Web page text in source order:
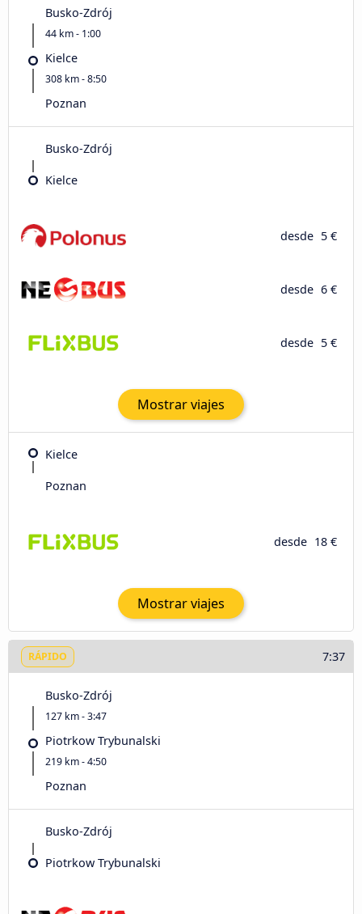
Busko-Zdrój
44 km - 1:00
Kielce
308 km - 8:50
Poznan
Busko-Zdrój
Kielce
desde 5 €
desde 6 €
desde 5 €
Mostrar viajes
Kielce
Poznan
desde 18 €
Mostrar viajes
RÁPIDO 7:37
Busko-Zdrój
127 km - 3:47
Piotrkow Trybunalski
219 km - 4:50
Poznan
Busko-Zdrój
Piotrkow Trybunalski